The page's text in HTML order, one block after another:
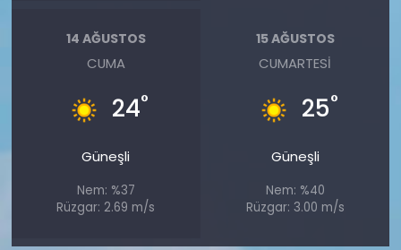
14 AĞUSTOS
CUMA
24°
Güneşli
Nem: %37
Rüzgar: 2.69 m/s
15 AĞUSTOS
CUMARTESI
25°
Güneşli
Nem: %40
Rüzgar: 3.00 m/s